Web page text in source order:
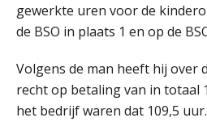
gewerkte uren voor de
de BSO in plaats 1 en op de
Volgens de man heeft hij over
recht op betaling van in totaal
het bedrijf waren dat 109,5